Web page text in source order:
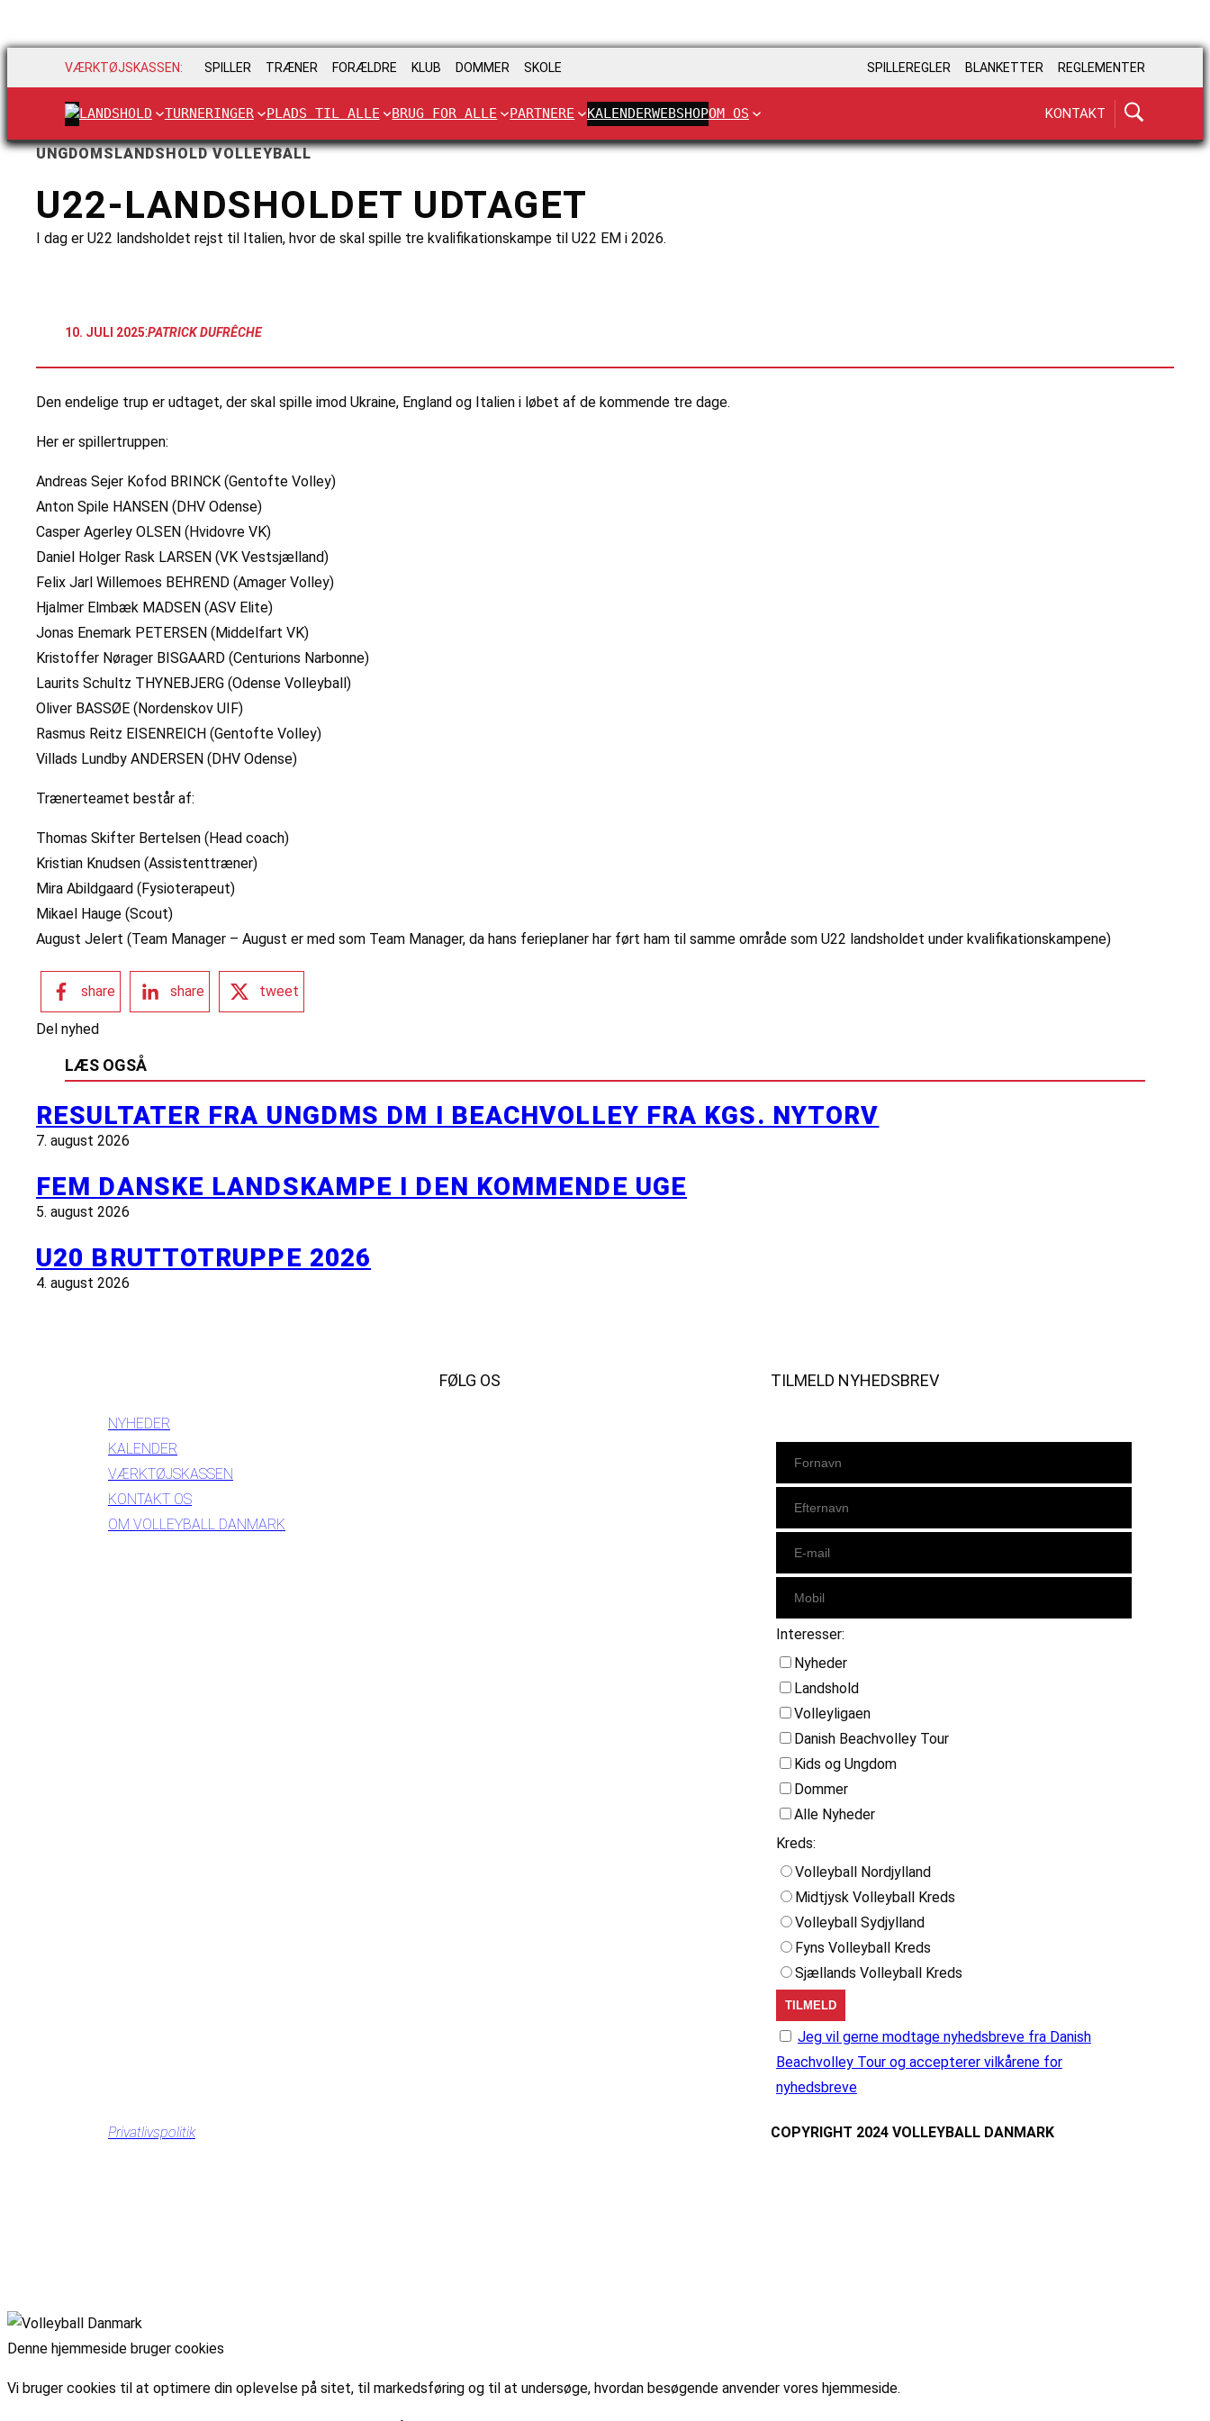
VÆRKTØJSKASSEN: SPILLER TRÆNER FORÆLDRE KLUB DOMMER SKOLE SPILLEREGLER BLANKETTER REGLEMENTER
LANDSHOLD TURNERINGER PLADS TIL ALLE BRUG FOR ALLE PARTNERE KALENDERWEBSHOPOM OS KONTAKT
UNGDOMSLANDSHOLD VOLLEYBALL
U22-LANDSHOLDET UDTAGET
I dag er U22 landsholdet rejst til Italien, hvor de skal spille tre kvalifikationskampe til U22 EM i 2026.
10. JULI 2025:PATRICK DUFRÊCHE
Den endelige trup er udtaget, der skal spille imod Ukraine, England og Italien i løbet af de kommende tre dage.
Her er spillertruppen:
Andreas Sejer Kofod BRINCK (Gentofte Volley)
Anton Spile HANSEN (DHV Odense)
Casper Agerley OLSEN (Hvidovre VK)
Daniel Holger Rask LARSEN (VK Vestsjælland)
Felix Jarl Willemoes BEHREND (Amager Volley)
Hjalmer Elmbæk MADSEN (ASV Elite)
Jonas Enemark PETERSEN (Middelfart VK)
Kristoffer Nørager BISGAARD (Centurions Narbonne)
Laurits Schultz THYNEBJERG (Odense Volleyball)
Oliver BASSØE (Nordenskov UIF)
Rasmus Reitz EISENREICH (Gentofte Volley)
Villads Lundby ANDERSEN (DHV Odense)
Trænerteamet består af:
Thomas Skifter Bertelsen (Head coach)
Kristian Knudsen (Assistenttræner)
Mira Abildgaard (Fysioterapeut)
Mikael Hauge (Scout)
August Jelert (Team Manager – August er med som Team Manager, da hans ferieplaner har ført ham til samme område som U22 landsholdet under kvalifikationskampene)
share share tweet
Del nyhed
LÆS OGSÅ
RESULTATER FRA UNGDMS DM I BEACHVOLLEY FRA KGS. NYTORV
7. august 2026
FEM DANSKE LANDSKAMPE I DEN KOMMENDE UGE
5. august 2026
U20 BRUTTOTRUPPE 2026
4. august 2026
NYHEDER
KALENDER
VÆRKTØJSKASSEN
KONTAKT OS
OM VOLLEYBALL DANMARK
FØLG OS TILMELD NYHEDSBREV
Interesser:
Nyheder
Landshold
Volleyligaen
Danish Beachvolley Tour
Kids og Ungdom
Dommer
Alle Nyheder
Kreds:
Volleyball Nordjylland
Midtjysk Volleyball Kreds
Volleyball Sydjylland
Fyns Volleyball Kreds
Sjællands Volleyball Kreds
Jeg vil gerne modtage nyhedsbreve fra Danish
Beachvolley Tour og accepterer vilkårene for
nyhedsbreve
Privatlivspolitik COPYRIGHT 2024 VOLLEYBALL DANMARK
Denne hjemmeside bruger cookies
Vi bruger cookies til at optimere din oplevelse på sitet, til markedsføring og til at undersøge, hvordan besøgende anvender vores hjemmeside.